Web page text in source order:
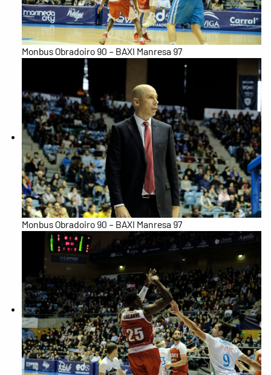
Monbus Obradoiro 90 – BAXI Manresa 97
Monbus Obradoiro 90 – BAXI Manresa 97